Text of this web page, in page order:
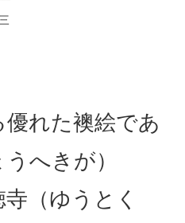
れた襖絵であ
へきが）
（ゆうとく